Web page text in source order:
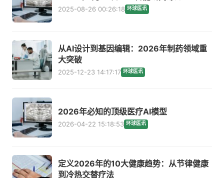
2025-08-26 00:26:18 环球医讯
从AI设计到基因编辑：2026年制药领域重
大突破
2025-12-23 14:17:17 环球医讯
2026年必知的顶级医疗AI模型
2026-04-22 15:18:53 环球医讯
定义2026年的10大健康趋势：从节律健康
到冷热交替疗法